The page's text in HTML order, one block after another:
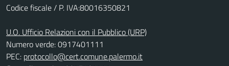
Codice fiscale / P. IVA:80016350821
U.O. Ufficio Relazioni con il Pubblico (URP)
Numero verde: 0917401111
PEC: protocollo@cert.comune.palermo.it